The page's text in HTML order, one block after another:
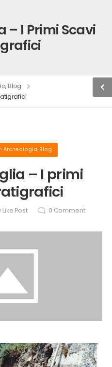
– I Primi Scavi
, Blog
Archeologia, Blog
– I primi
Like Post 0 Comment